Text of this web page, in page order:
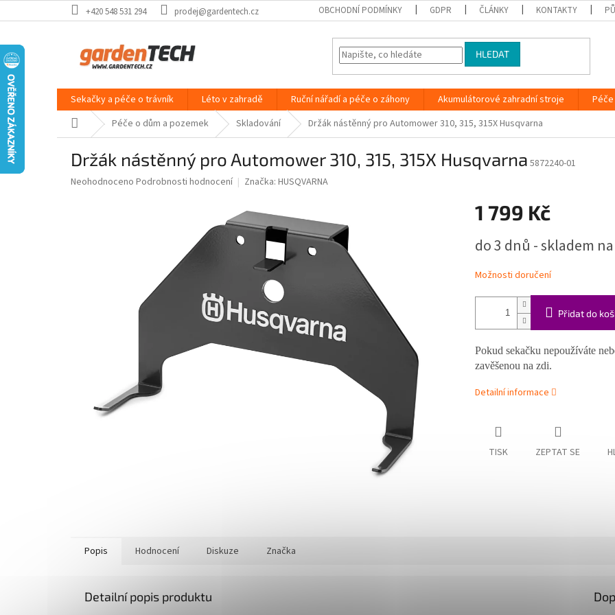
na
+420 548 531 294 prodej@gardentech.cz OBCHODNÍ PODMÍNKY GDPR ČLÁNKY KONTAKTY
HLEDAT
Sekačky a péče o trávník Léto v zahradě Ruční nářadí a péče o záhony Akumulátorové zahradní stroje
Domů Péče o dům a pozemek Skladování Držák nástěnný pro Automower 310, 315, 315X Husqvarna
Držák nástěnný pro Automower 310, 315, 315X Husqvarna 5872240-01
Průměrné
Neohodnoceno Podrobnosti hodnocení Značka: HUSQVARNA
1 799 Kč
cena:
do 3 dnů - skladem
Možnosti doručení
Přidat do
Pokud sekačku nepoužíváte
zavěšenou na zdi.
Detailní informace
TISK ZEPTAT SE
Popis Hodnocení Diskuze Značka
Detailní popis produktu